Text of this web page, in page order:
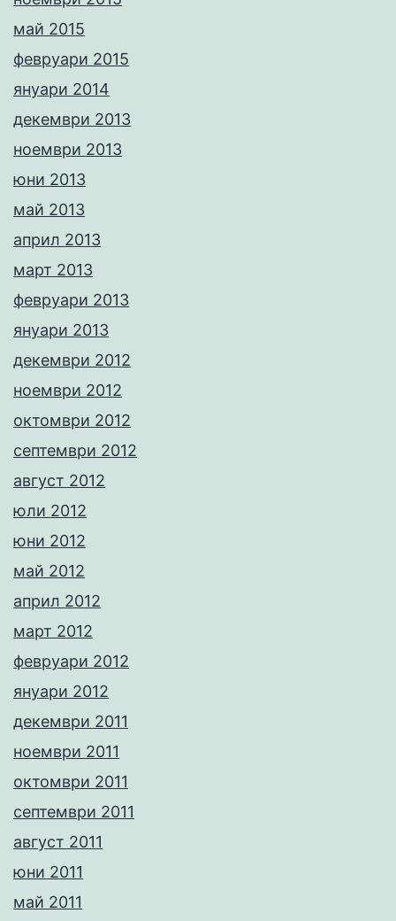
май 2015
февруари 2015
януари 2014
декември 2013
ноември 2013
юни 2013
май 2013
април 2013
март 2013
февруари 2013
януари 2013
декември 2012
ноември 2012
октомври 2012
септември 2012
август 2012
юли 2012
юни 2012
май 2012
април 2012
март 2012
февруари 2012
януари 2012
декември 2011
ноември 2011
октомври 2011
септември 2011
август 2011
юни 2011
май 2011